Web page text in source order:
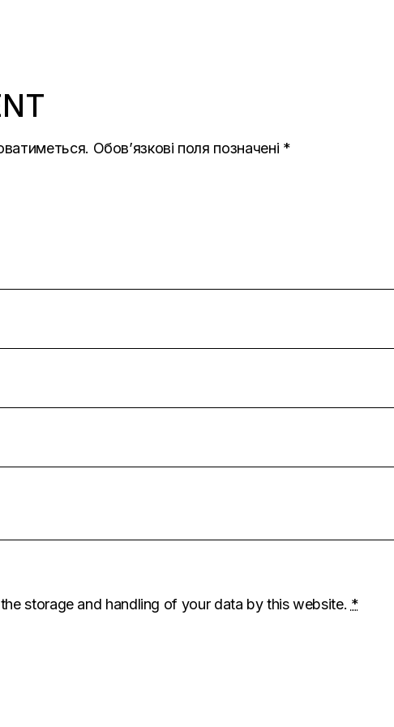
Обов’язкові поля позначені *
storage and handling of your data by this website. *